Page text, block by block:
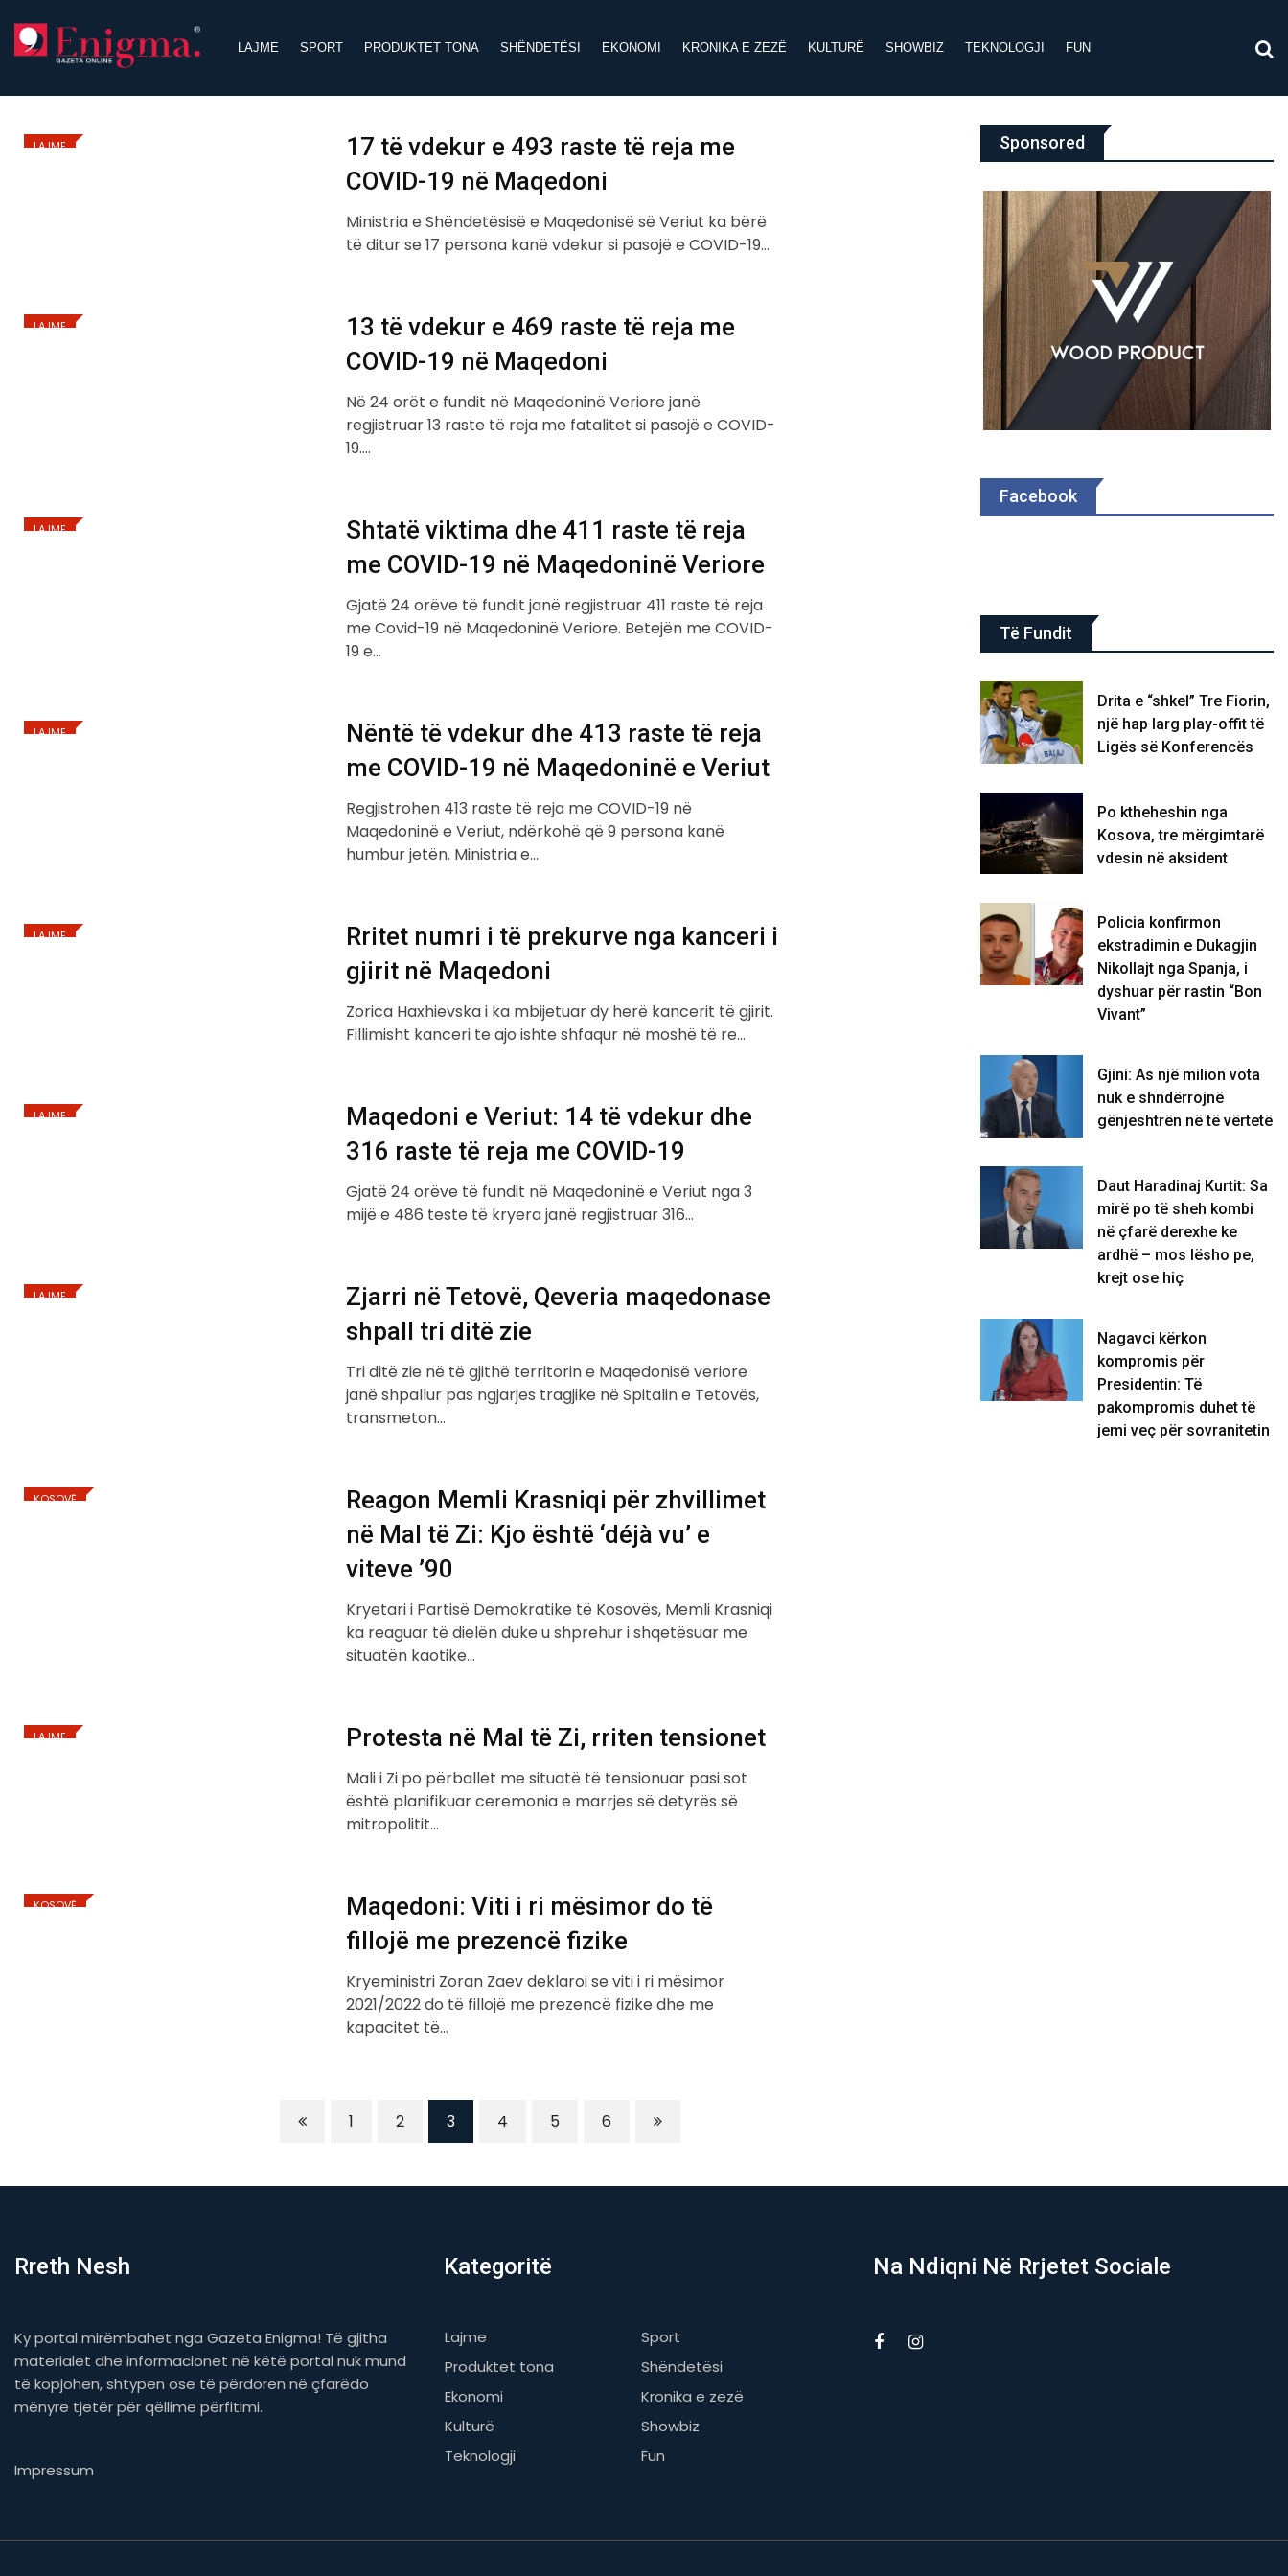
content
LAJME SPORT PRODUKTET TONA SHËNDETËSI EKONOMI KRONIKA E ZEZË KULTURË SHOWBIZ TEKNOLOGJI FUN
LAJME
17 të vdekur e 493 raste të reja me
COVID-19 në Maqedoni
Ministria e Shëndetësisë e Maqedonisë së Veriut ka bërë
të ditur se 17 persona kanë vdekur si pasojë e COVID-19…
LAJME
13 të vdekur e 469 raste të reja me
COVID-19 në Maqedoni
Në 24 orët e fundit në Maqedoninë Veriore janë
regjistruar 13 raste të reja me fatalitet si pasojë e COVID-
19.…
LAJME
Shtatë viktima dhe 411 raste të reja
me COVID-19 në Maqedoninë Veriore
Gjatë 24 orëve të fundit janë regjistruar 411 raste të reja
me Covid-19 në Maqedoninë Veriore. Betejën me COVID-
19 e…
LAJME
Nëntë të vdekur dhe 413 raste të reja
me COVID-19 në Maqedoninë e Veriut
Regjistrohen 413 raste të reja me COVID-19 në
Maqedoninë e Veriut, ndërkohë që 9 persona kanë
humbur jetën. Ministria e…
LAJME
Rritet numri i të prekurve nga kanceri i
gjirit në Maqedoni
Zorica Haxhievska i ka mbijetuar dy herë kancerit të gjirit.
Fillimisht kanceri te ajo ishte shfaqur në moshë të re…
LAJME
Maqedoni e Veriut: 14 të vdekur dhe
316 raste të reja me COVID-19
Gjatë 24 orëve të fundit në Maqedoninë e Veriut nga 3
mijë e 486 teste të kryera janë regjistruar 316…
LAJME
Zjarri në Tetovë, Qeveria maqedonase
shpall tri ditë zie
Tri ditë zie në të gjithë territorin e Maqedonisë veriore
janë shpallur pas ngjarjes tragjike në Spitalin e Tetovës,
transmeton…
KOSOVË
Reagon Memli Krasniqi për zhvillimet
në Mal të Zi: Kjo është ‘déjà vu’ e
viteve ’90
Kryetari i Partisë Demokratike të Kosovës, Memli Krasniqi
ka reaguar të dielën duke u shprehur i shqetësuar me
situatën kaotike…
LAJME Protesta në Mal të Zi, rriten tensionet
Mali i Zi po përballet me situatë të tensionuar pasi sot
është planifikuar ceremonia e marrjes së detyrës së
mitropolitit…
KOSOVË
Maqedoni: Viti i ri mësimor do të
fillojë me prezencë fizike
Kryeministri Zoran Zaev deklaroi se viti i ri mësimor
2021/2022 do të fillojë me prezencë fizike dhe me
kapacitet të…
1 2 3 4 5 6
Sponsored
Facebook
Të Fundit
Drita e “shkel” Tre Fiorin,
një hap larg play-offit të
Ligës së Konferencës
Po ktheheshin nga
Kosova, tre mërgimtarë
vdesin në aksident
Policia konfirmon
ekstradimin e Dukagjin
Nikollajt nga Spanja, i
dyshuar për rastin “Bon
Vivant”
Gjini: As një milion vota
nuk e shndërrojnë
gënjeshtrën në të vërtetë
Daut Haradinaj Kurtit: Sa
mirë po të sheh kombi
në çfarë derexhe ke
ardhë – mos lësho pe,
krejt ose hiç
Nagavci kërkon
kompromis për
Presidentin: Të
pakompromis duhet të
jemi veç për sovranitetin
Rreth Nesh
Ky portal mirëmbahet nga Gazeta Enigma! Të gjitha
materialet dhe informacionet në këtë portal nuk mund
të kopjohen, shtypen ose të përdoren në çfarëdo
mënyre tjetër për qëllime përfitimi.
Impressum
Kategoritë
Lajme
Sport
Produktet tona
Shëndetësi
Ekonomi
Kronika e zezë
Kulturë
Showbiz
Teknologji
Fun
Na Ndiqni Në Rrjetet Sociale